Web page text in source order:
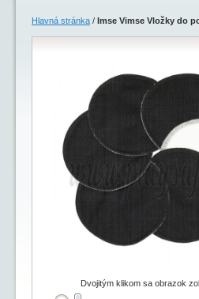
Hlavná stránka / Imse Vimse Vložky do
Dvojitým klikom sa obrazok